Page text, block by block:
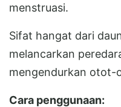
menstruasi.
Sifat hangat dari
melancarkan
mengendurkan otot-
Cara penggunaan: